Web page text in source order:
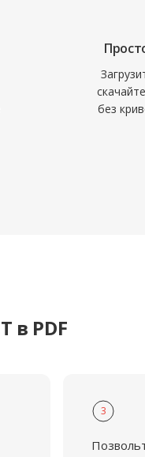
без
в PDF
3